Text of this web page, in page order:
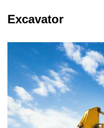
Excavator